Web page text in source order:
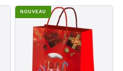
NOUVEAU